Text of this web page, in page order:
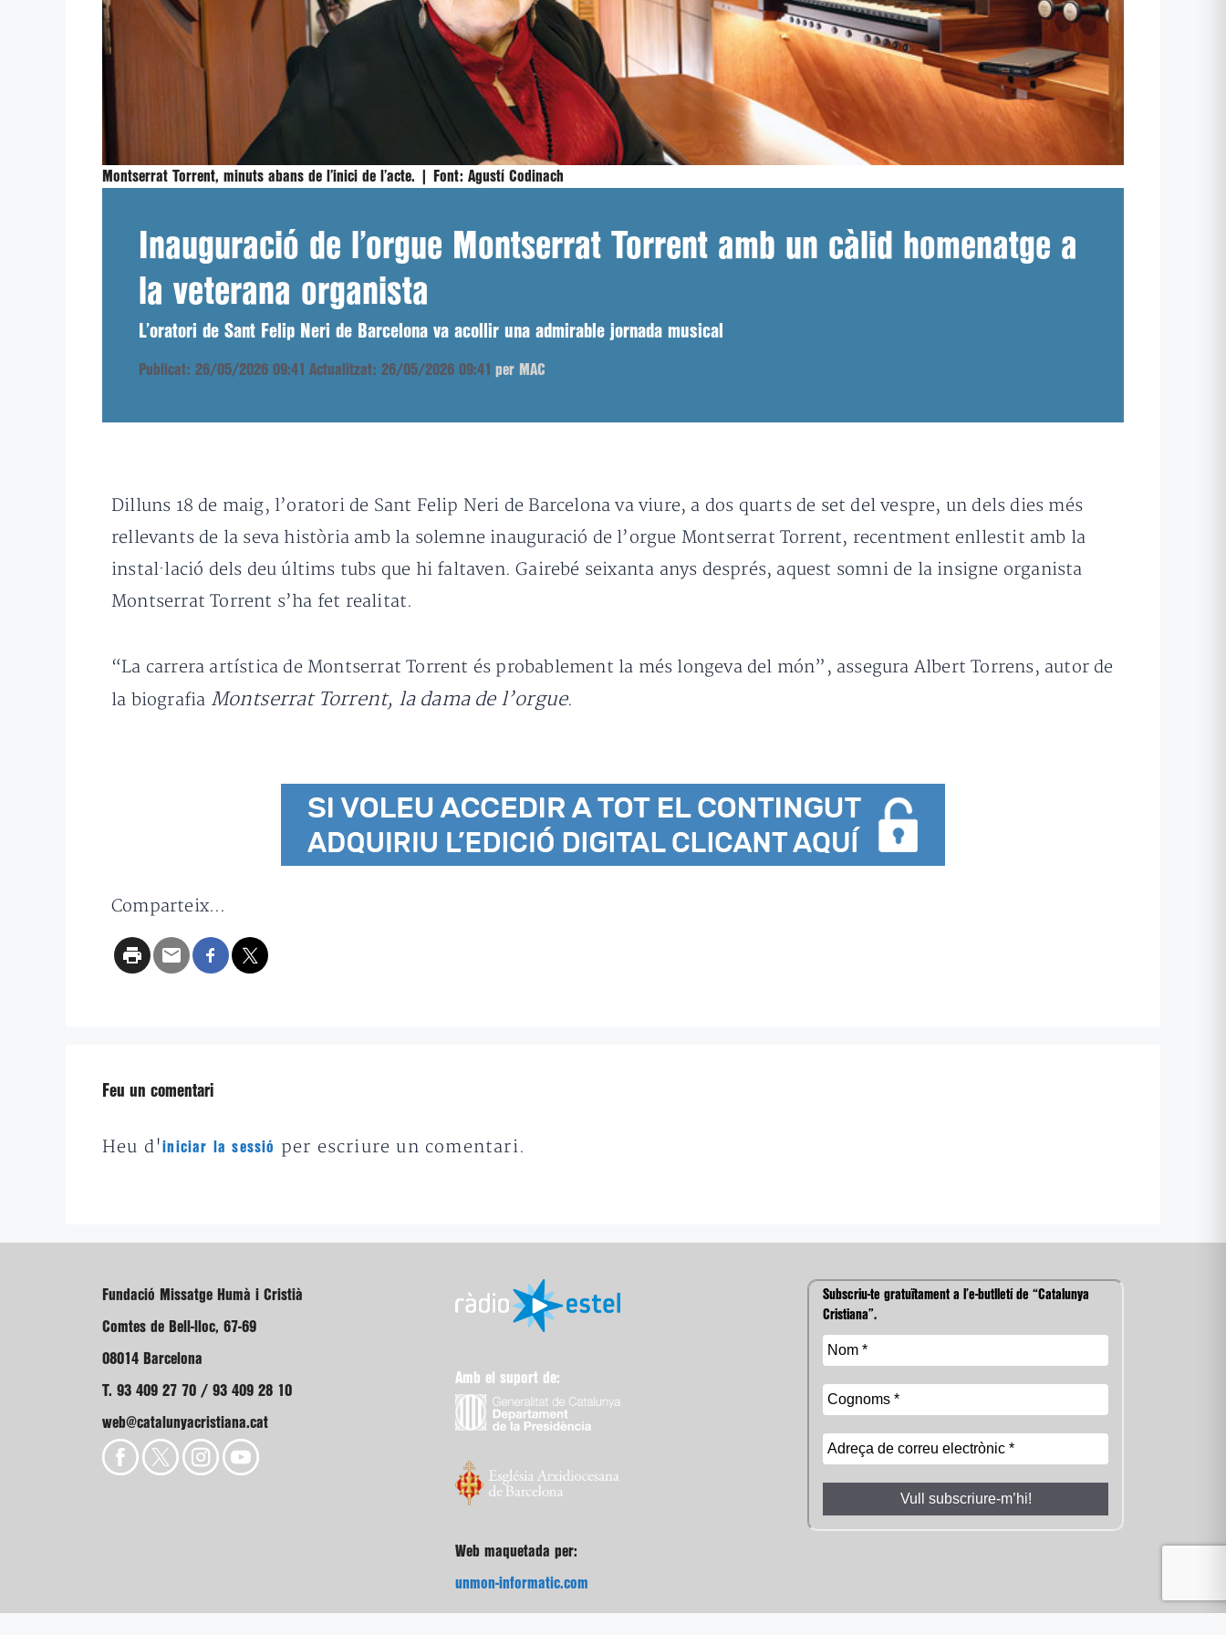
Montserrat Torrent, minuts abans de l’inici de l’acte. | Font: Agustí Codinach
Inauguració de l’orgue Montserrat Torrent amb un càlid homenatge a
la veterana organista
L’oratori de Sant Felip Neri de Barcelona va acollir una admirable jornada musical
Publicat: 26/05/2026 09:41 Actualitzat: 26/05/2026 09:41 per MAC
Dilluns 18 de maig, l’oratori de Sant Felip Neri de Barcelona va viure, a dos quarts de set del vespre, un dels dies més
rellevants de la seva història amb la solemne inauguració de l’orgue Montserrat Torrent, recentment enllestit amb la
instal·lació dels deu últims tubs que hi faltaven. Gairebé seixanta anys després, aquest somni de la insigne organista
Montserrat Torrent s’ha fet realitat.
“La carrera artística de Montserrat Torrent és probablement la més longeva del món”, assegura Albert Torrens, autor de
la biografia Montserrat Torrent, la dama de l’orgue.
Comparteix...
Feu un comentari
Heu d'iniciar la sessió per escriure un comentari.
Fundació Missatge Humà i Cristià
Comtes de Bell-lloc, 67-69
08014 Barcelona
T. 93 409 27 70 / 93 409 28 10
web@catalunyacristiana.cat
Amb el suport de:
Web maquetada per:
unmon-informatic.com
Subscriu-te gratuïtament a l’e-butlletí de “Catalunya
Cristiana”.